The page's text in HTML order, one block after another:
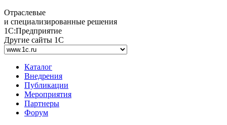
Отраслевые
и специализированные решения
1С:Предприятие
Другие сайты 1С
Каталог
Внедрения
Публикации
Мероприятия
Партнеры
Форум